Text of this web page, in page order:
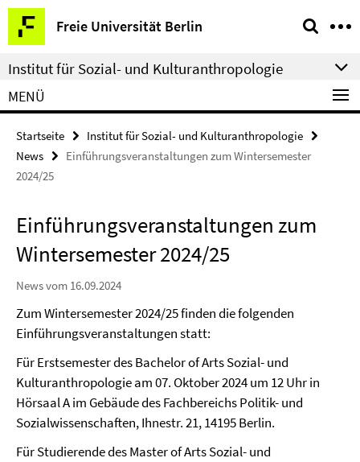
Springe
direkt
zu
Inhalt
Freie Universität Berlin
Service-
Navigation
Institut für Sozial- und Kulturanthropologie
MENÜ
Startseite
Institut für Sozial- und Kulturanthropologie
News
Einführungsveranstaltungen zum Wintersemester
2024/25
Einführungsveranstaltungen zum
Wintersemester 2024/25
News vom 16.09.2024
Zum Wintersemester 2024/25 finden die folgenden
Einführungsveranstaltungen statt:
Für Erstsemester des Bachelor of Arts Sozial- und
Kulturanthropologie am 07. Oktober 2024 um 12 Uhr in
Hörsaal A im Gebäude des Fachbereichs Politik- und
Sozialwissenschaften, Ihnestr. 21, 14195 Berlin.
Für Studierende des Master of Arts Sozial- und